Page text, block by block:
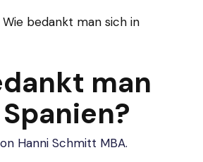
Wie bedankt man sich in
man
Hanni Schmitt MBA.